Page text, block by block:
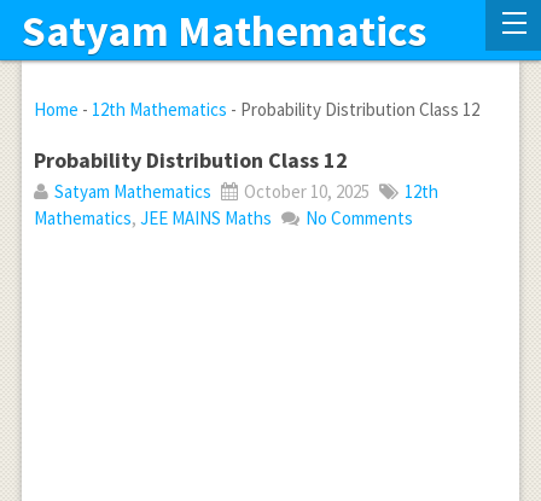
Satyam Mathematics
Home - 12th Mathematics - Probability Distribution Class 12
Probability Distribution Class 12
Satyam Mathematics October 10, 2025
12th
Mathematics, JEE MAINS Maths No Comments